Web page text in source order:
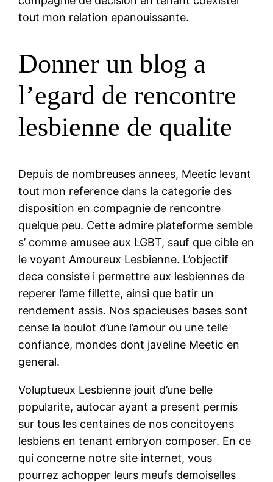
tout mon relation epanouissante.
Donner un blog a
l’egard de rencontre
lesbienne de qualite
Depuis de nombreuses annees, Meetic levant
tout mon reference dans la categorie des
disposition en compagnie de rencontre
quelque peu. Cette admire plateforme semble
s’ comme amusee aux LGBT, sauf que cible en
le voyant Amoureux Lesbienne. L’objectif
deca consiste i permettre aux lesbiennes de
reperer l’ame fillette, ainsi que batir un
rendement assis. Nos spacieuses bases sont
cense la boulot d’une l’amour ou une telle
confiance, mondes dont javeline Meetic en
general.
Voluptueux Lesbienne jouit d’une belle
popularite, autocar ayant a present permis
sur tous les centaines de nos concitoyens
lesbiens en tenant embryon composer. En ce
qui concerne notre site internet, vous
pourrez achopper leurs meufs demoiselles